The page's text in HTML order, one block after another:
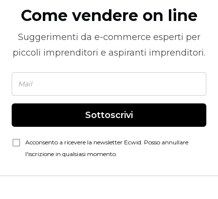
Come vendere on line
Suggerimenti da e-commerce esperti per
piccoli imprenditori e aspiranti imprenditori.
Sottoscrivi
Acconsento a ricevere la newsletter Ecwid. Posso annullare
l'iscrizione in qualsiasi momento.